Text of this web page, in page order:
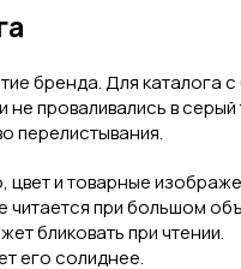
бренда. Для каталога
проваливались в
перелистывания.
и товарные
читается при большом
бликовать при чтении.
его солиднее.